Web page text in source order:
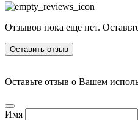
Отзывов пока еще нет.
Оставить отзыв
Оставьте отзыв о Вашем
Имя